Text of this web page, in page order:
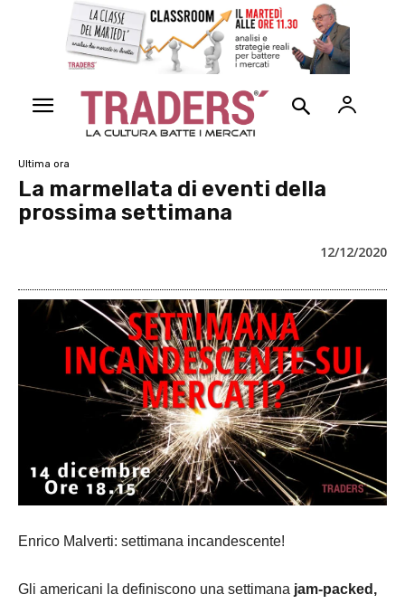
Ultima ora
La marmellata di eventi della
prossima settimana
12/12/2020
Enrico Malverti: settimana incandescente!
Gli americani la definiscono una settimana jam-packed,